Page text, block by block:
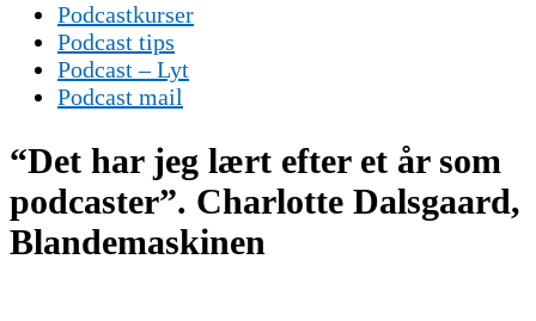
Podcastkurser
Podcast tips
Podcast – Lyt
Podcast mail
“Det har jeg lært efter et år som
podcaster”. Charlotte Dalsgaard,
Blandemaskinen